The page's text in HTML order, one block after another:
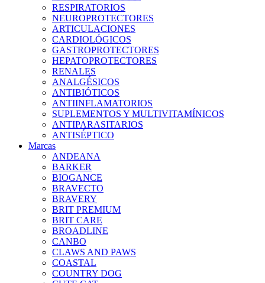
RESPIRATORIOS
NEUROPROTECTORES
ARTICULACIONES
CARDIOLÓGICOS
GASTROPROTECTORES
HEPATOPROTECTORES
RENALES
ANALGÉSICOS
ANTIBIÓTICOS
ANTIINFLAMATORIOS
SUPLEMENTOS Y MULTIVITAMÍNICOS
ANTIPARASITARIOS
ANTISÉPTICO
Marcas
ANDEANA
BARKER
BIOGANCE
BRAVECTO
BRAVERY
BRIT PREMIUM
BRIT CARE
BROADLINE
CANBO
CLAWS AND PAWS
COASTAL
COUNTRY DOG